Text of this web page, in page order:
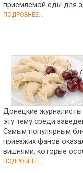
приемлемой еды для
ПОДРОБНЕЕ...
Донецкие
эту тему среди
Самым популярным
приезжих фанов
вишнями, которые
ПОДРОБНЕЕ...